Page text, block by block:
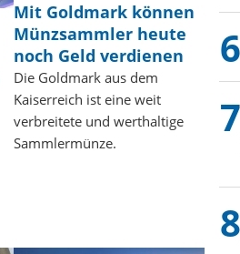
Mit Goldmark können
Münzsammler heute
noch Geld verdienen
Die Goldmark aus dem
Kaiserreich ist eine weit
verbreitete und werthaltige
Sammlermünze.